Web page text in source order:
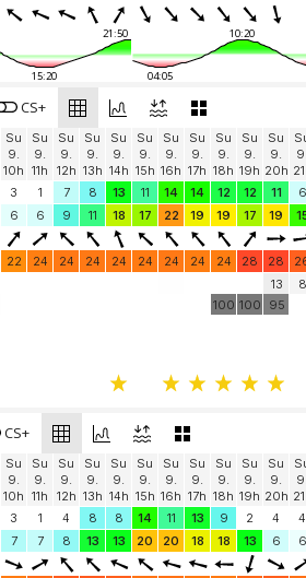
21:50
15:20
10:20
04:05
CS+
Su
9.
10h
Su
9.
11h
Su
9.
12h
Su
9.
13h
Su
9.
14h
Su
9.
15h
Su
9.
16h
Su
9.
17h
Su
9.
18h
Su
9.
19h
Su
9.
20h
3 1 7 8 13 11 14 14 12 12 11
6
6 6 9 11 18 17 22 19 19 17 19
22 24 24 24 24 24 24 24 24 28 28
100 100
13
95
8
CS+
Su
9.
10h
Su
9.
11h
Su
9.
12h
Su
9.
13h
Su
9.
14h
Su
9.
15h
Su
9.
16h
Su
9.
17h
Su
9.
18h
Su
9.
19h
Su
9.
20h
3 1 4 8 8 14 11 13 9 2 4
4
7 7 8 13 13 20 20 18 18 13 6 6